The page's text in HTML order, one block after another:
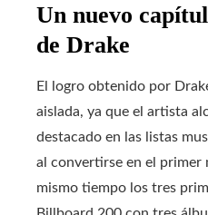
Un nuevo
de Drake
El logro obtenido por
aislada, ya que el artista
destacado en las listas
al convertirse en el primer
mismo tiempo los tres